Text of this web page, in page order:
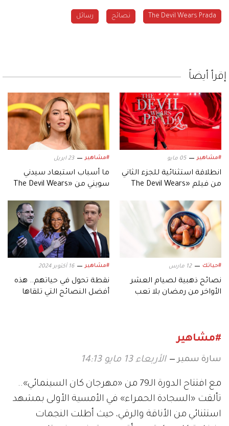
The Devil Wears Prada نصائح رسائل
إقرأ أيضاً
#مشاهير 05 مايو
انطلاقة استثنائية للجزء الثاني
من فيلم «The Devil Wears
#مشاهير 23 ابريل
ما أسباب استبعاد سيدني
سويني من «The Devil Wears
#حياتك 12 مارس
نصائح ذهبية لصيام العشر
الأواخر من رمضان بلا تعب
#مشاهير 16 أكتوبر 2024
نقطة تحول في حياتهم.. هذه
أفضل النصائح التي تلقاها
#مشاهير
سارة سمير الأربعاء 13 مايو 14:13
مع افتتاح الدورة الـ79 من «مهرجان كان السينمائي»..
تألقت «السجادة الحمراء» في الأمسية الأولى بمشهد
استثنائي من الأناقة والرقي، حيث أطلت النجمات